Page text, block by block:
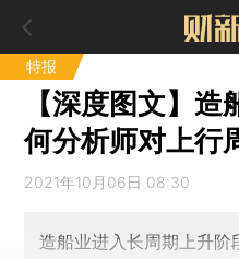
特报
【深度图文】
何分析师对上行
2021年10月06日 08:30
造船业进入长周期上升